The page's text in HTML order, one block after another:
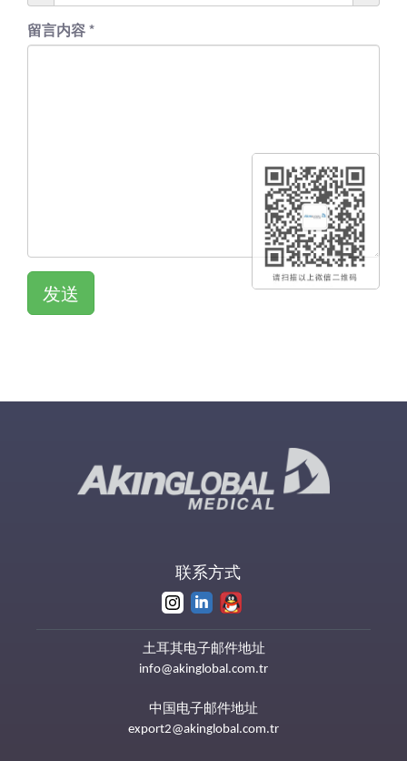
留言内容*
发送
联系方式
土耳其电子邮件地址
info@akinglobal.com.tr
中国电子邮件地址
export2@akinglobal.com.tr